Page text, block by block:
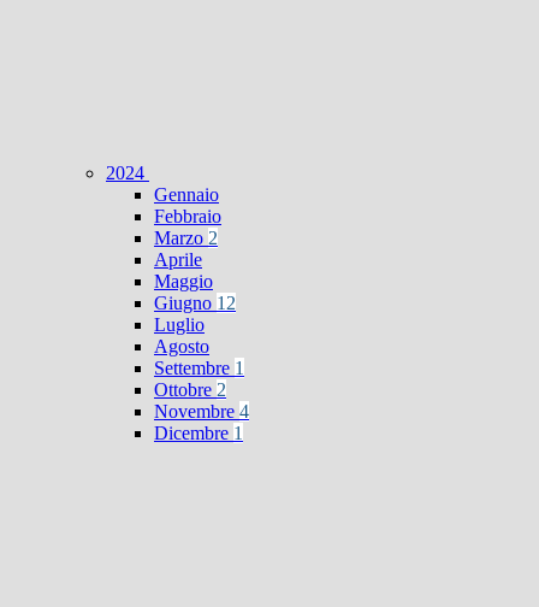
2024
Gennaio
Febbraio
Marzo 2
Aprile
Maggio
Giugno 12
Luglio
Agosto
Settembre 1
Ottobre 2
Novembre 4
Dicembre 1